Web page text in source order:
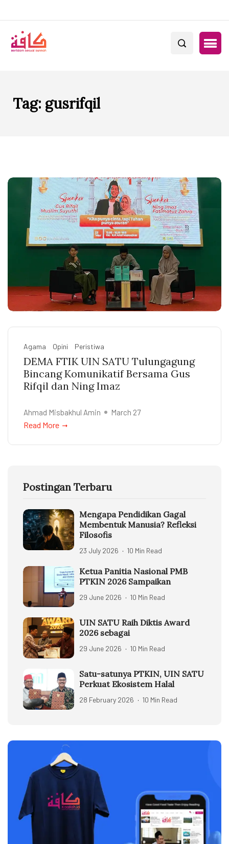
Tag: gusrifqil
Agama Opini Peristiwa
DEMA FTIK UIN SATU Tulungagung
Bincang Komunikatif Bersama Gus
Rifqil dan Ning Imaz
Ahmad Misbakhul Amin March 27
Read More
Postingan Terbaru
Mengapa Pendidikan Gagal
Membentuk Manusia? Refleksi
Filosofis
23 July 2026 10 Min Read
Ketua Panitia Nasional PMB
PTKIN 2026 Sampaikan
29 June 2026 10 Min Read
UIN SATU Raih Diktis Award
2026 sebagai
29 June 2026 10 Min Read
Satu-satunya PTKIN, UIN SATU
Perkuat Ekosistem Halal
28 February 2026 10 Min Read